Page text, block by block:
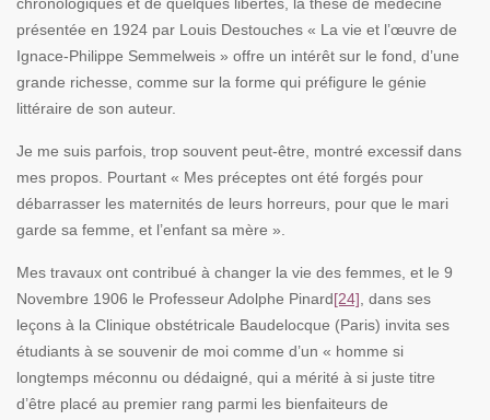
présentée en 1924 par Louis Destouches « La vie et l’œuvre de
Ignace-Philippe Semmelweis » offre un intérêt sur le fond, d’une
grande richesse, comme sur la forme qui préfigure le génie
littéraire de son auteur.
Je me suis parfois, trop souvent peut-être, montré excessif dans
mes propos. Pourtant « Mes préceptes ont été forgés pour
débarrasser les maternités de leurs horreurs, pour que le mari
garde sa femme, et l’enfant sa mère ».
Mes travaux ont contribué à changer la vie des femmes, et le 9
Novembre 1906 le Professeur Adolphe Pinard[24] , dans ses
leçons à la Clinique obstétricale Baudelocque (Paris) invita ses
étudiants à se souvenir de moi comme d’un « homme si
longtemps méconnu ou dédaigné, qui a mérité à si juste titre
d’être placé au premier rang parmi les bienfaiteurs de